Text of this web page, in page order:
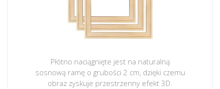
Płótno naciągnięte jest na naturalną
sosnową ramę o grubości 2 cm, dzięki czemu
obraz zyskuje przestrzenny efekt 3D.